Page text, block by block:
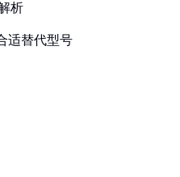
析
适替代型号